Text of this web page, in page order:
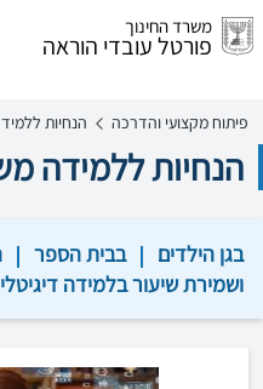
משרד החינוך
פורטל עובדי הוראה
פיתוח מקצועי והדרכה הנחיות
הנחיות ללמידה
בגן הילדים בבית הספר
ושמירת שיעור בלמידה